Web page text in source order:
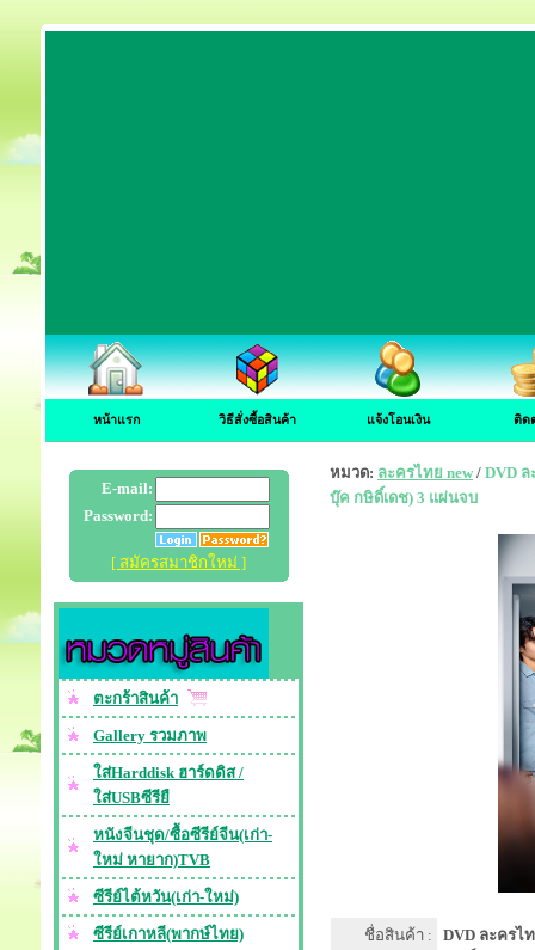
หน้าแรก วิธีสั่งซื้อสินค้า แจ้งโอนเงิน ติด
E-mail:
Password:
[ สมัครสมาชิกใหม่ ]
ตะกร้าสินค้า
Gallery รวมภาพ
ใส่Harddisk ฮาร์ดดิส /
ใส่USBซีรียื
หนังจีนชุด/ซื้อซีรีย์จีน(เก่า-
ใหม่ หายาก)TVB
ซีรีย์ไต้หวัน(เก่า-ใหม่)
ซีรีย์เกาหลี(พากษ์ไทย)
หมวด: ละครไทย new / DVD ล
บุ๊ค กษิดิ์เดช) 3 แผ่นจบ
ชื่อสินค้า :
DVD ละครไ